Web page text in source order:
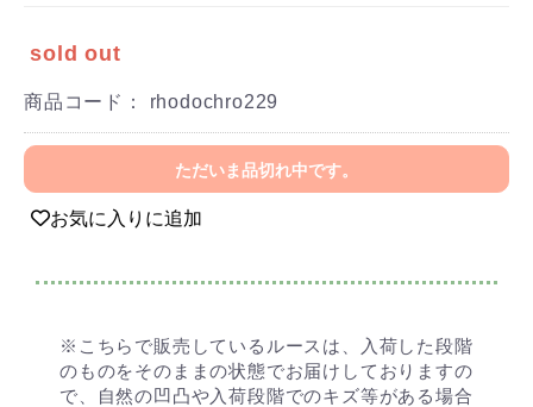
sold out
商品コード： rhodochro229
ただいま品切れ中です。
お気に入りに追加
※こちらで販売しているルースは、入荷した段階
のものをそのままの状態でお届けしておりますの
で、自然の凹凸や入荷段階でのキズ等がある場合